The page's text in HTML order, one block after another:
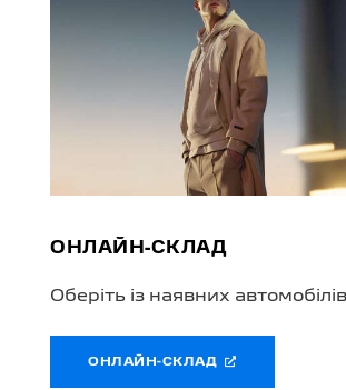
ОНЛАЙН-СКЛАД
Оберіть із наявних
ОНЛАЙН-СКЛАД